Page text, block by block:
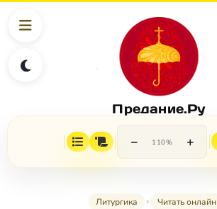
Предание.Ру
− 110% +
Литургика
Читать онлайн